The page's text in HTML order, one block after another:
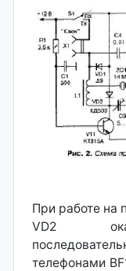
При работе на
VD2
телефонами